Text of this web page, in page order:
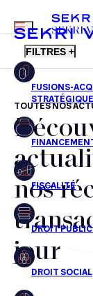
FR EN
MENU
SEKRI
FILTRES +
Fusions-
Financement
Fiscalité
Droit public des
Droit social
TOUTES NOS
nos
jour